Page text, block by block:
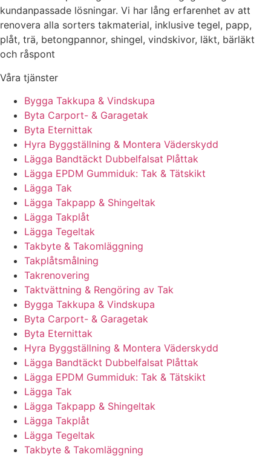
kundanpassade lösningar. Vi har lång erfarenhet av att
renovera alla sorters takmaterial, inklusive tegel, papp,
plåt, trä, betongpannor, shingel, vindskivor, läkt, bärläkt
och råspont
Våra tjänster
Bygga Takkupa & Vindskupa
Byta Carport- & Garagetak
Byta Eternittak
Hyra Byggställning & Montera Väderskydd
Lägga Bandtäckt Dubbelfalsat Plåttak
Lägga EPDM Gummiduk: Tak & Tätskikt
Lägga Tak
Lägga Takpapp & Shingeltak
Lägga Takplåt
Lägga Tegeltak
Takbyte & Takomläggning
Takplåtsmålning
Takrenovering
Taktvättning & Rengöring av Tak
Bygga Takkupa & Vindskupa
Byta Carport- & Garagetak
Byta Eternittak
Hyra Byggställning & Montera Väderskydd
Lägga Bandtäckt Dubbelfalsat Plåttak
Lägga EPDM Gummiduk: Tak & Tätskikt
Lägga Tak
Lägga Takpapp & Shingeltak
Lägga Takplåt
Lägga Tegeltak
Takbyte & Takomläggning